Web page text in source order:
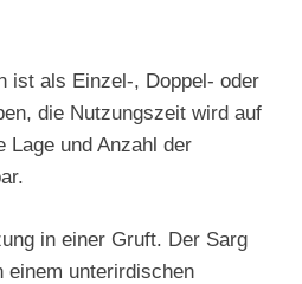
ist als Einzel-, Doppel- oder
die Nutzungszeit wird auf
Lage und Anzahl der
in einer Gruft. Der Sarg
einem unterirdischen